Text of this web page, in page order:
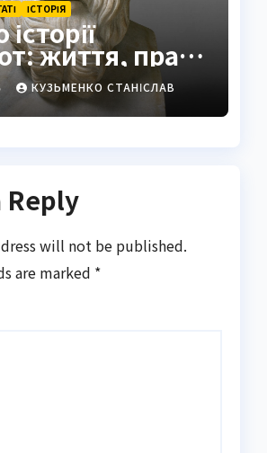
ІСТОРІЯ
життя, праці
КУЗЬМЕНКО СТАНІСЛАВ
Reply
will not be published.
are marked *